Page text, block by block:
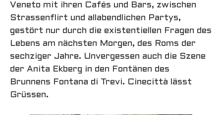
Veneto mit ihren Cafés und Bars, zwischen
Strassenflirt und allabendlichen Partys,
gestört nur durch die existentiellen Fragen des
Lebens am nächsten Morgen, des Roms der
sechziger Jahre. Unvergessen auch die Szene
der Anita Ekberg in den Fontänen des
Brunnens Fontana di Trevi. Cinecittà lässt
Grüssen.